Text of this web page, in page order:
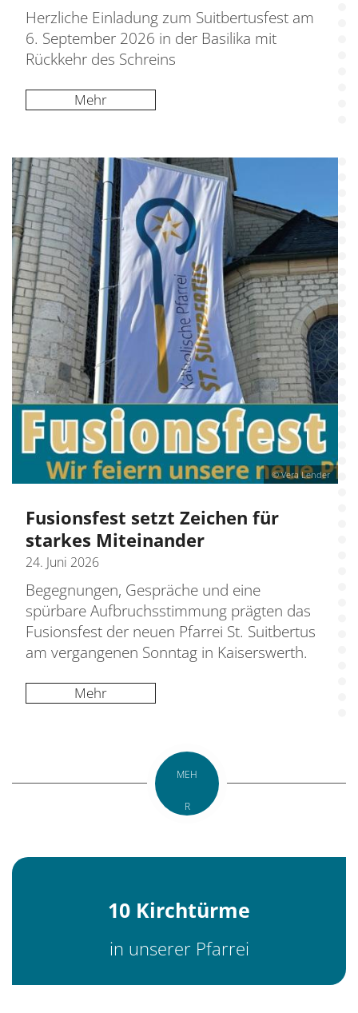
Herzliche Einladung zum Suitbertusfest am
6. September 2026 in der Basilika mit
Rückkehr des Schreins
Mehr
© Vera Lender
Fusionsfest setzt Zeichen für
starkes Miteinander
24. Juni 2026
Begegnungen, Gespräche und eine
spürbare Aufbruchsstimmung prägten das
Fusionsfest der neuen Pfarrei St. Suitbertus
am vergangenen Sonntag in Kaiserswerth.
Mehr
MEH
R
10 Kirchtürme
in unserer Pfarrei